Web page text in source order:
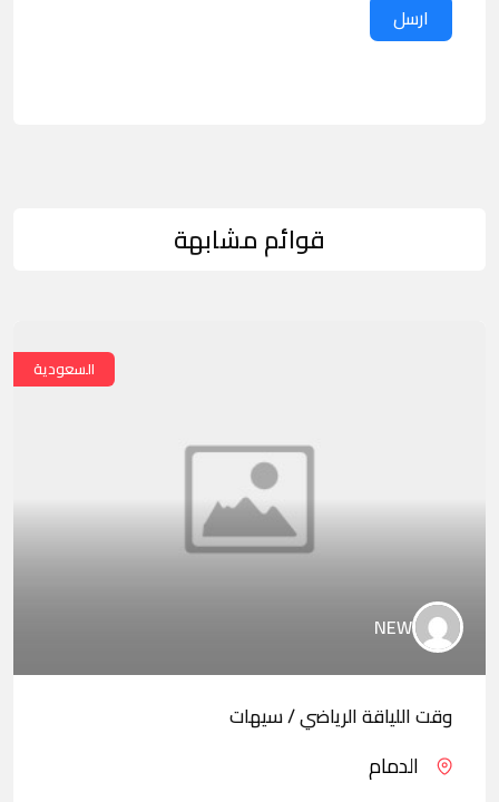
ارسل
قوائم مشابهة
السعودية
NEW
وقت اللياقة الرياضي / سيهات
الدمام